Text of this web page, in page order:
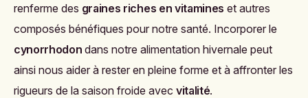
renferme des graines riches en vitamines et autres
composés bénéfiques pour notre santé. Incorporer le
cynorrhodon dans notre alimentation hivernale peut
ainsi nous aider à rester en pleine forme et à affronter les
rigueurs de la saison froide avec vitalité.